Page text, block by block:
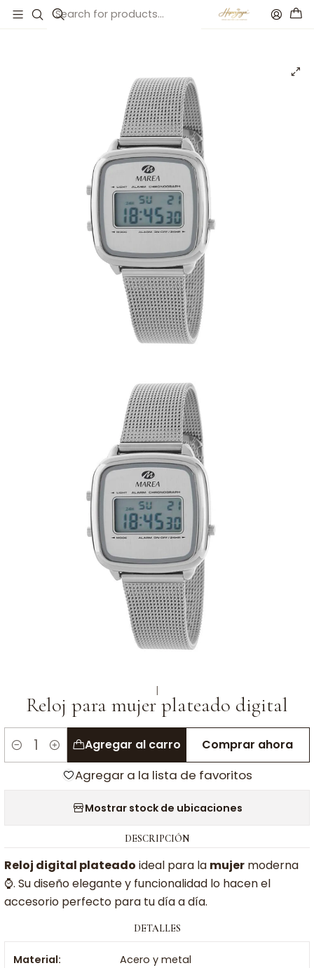
Inicio Catálogo Reloj para mujer plateado digital
|
Reloj para mujer plateado digital
Cantidad
Agregar al carro Comprar ahora
Agregar a la lista de favoritos
Mostrar stock de ubicaciones
DESCRIPCIÓN
Reloj digital plateado ideal para la mujer moderna
⌚. Su diseño elegante y funcionalidad lo hacen el
accesorio perfecto para tu día a día.
DETALLES
Material: Acero y metal